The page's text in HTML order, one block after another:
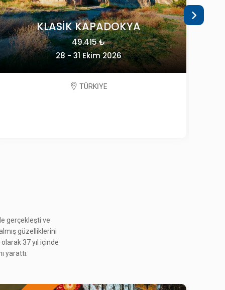
KONYA ÇATALHÖYÜK - SİLLE -
KELEBEKLER VADİS
42.215 ₺
06 - 08 Kasım 2026
TÜRKİYE
gerçekleşti ve
güzelliklerini
37 yıl içinde
yarattı.
PERA'DA 6-7 EYLÜL